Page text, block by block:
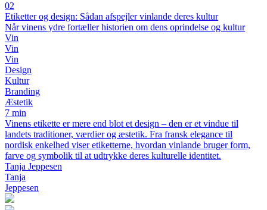
02
Etiketter og design: Sådan afspejler vinlande deres kultur
Når vinens ydre fortæller historien om dens oprindelse og kultur
Vin
Vin
Vin
Design
Kultur
Branding
Æstetik
7 min
Vinens etikette er mere end blot et design – den er et vindue til
landets traditioner, værdier og æstetik. Fra fransk elegance til
nordisk enkelhed viser etiketterne, hvordan vinlande bruger form,
farve og symbolik til at udtrykke deres kulturelle identitet.
Tanja Jeppesen
Tanja
Jeppesen